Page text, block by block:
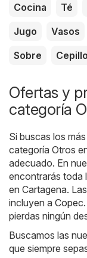
Cocina Té
Jugo
Vasos
Sobre
Cepillo
Ofertas y
categoría
Si buscas los
categoría Otros
adecuado. En
encontrarás toda
en Cartagena.
incluyen a Copec
pierdas ningún
Buscamos las
que siempre